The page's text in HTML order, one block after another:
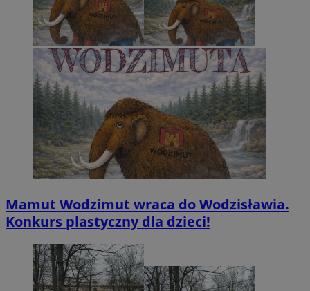
Mamut Wodzimut wraca do Wodzisławia.
Konkurs plastyczny dla dzieci!